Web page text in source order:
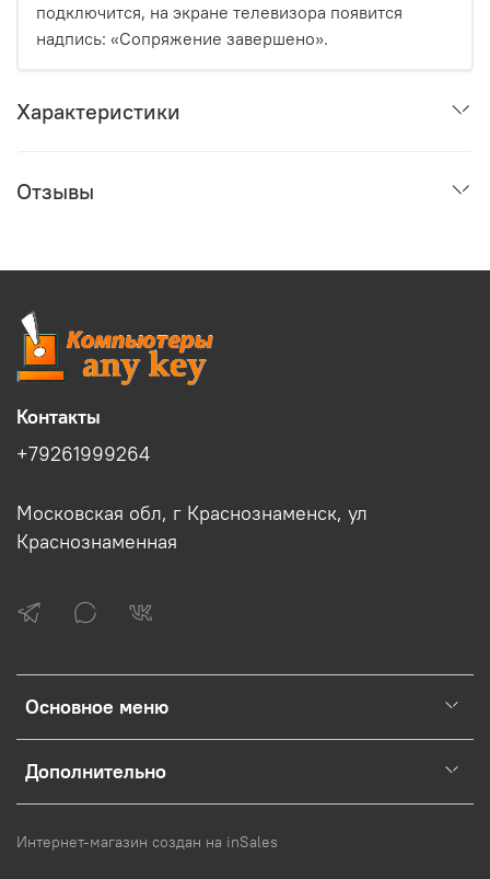
подключится, на экране телевизора появится
надпись: «Сопряжение завершено».
Характеристики
Отзывы
Основное меню
Дополнительно
Контакты
+79261999264
Московская обл, г Краснознаменск, ул
Краснознаменная
Интернет-магазин создан на inSales